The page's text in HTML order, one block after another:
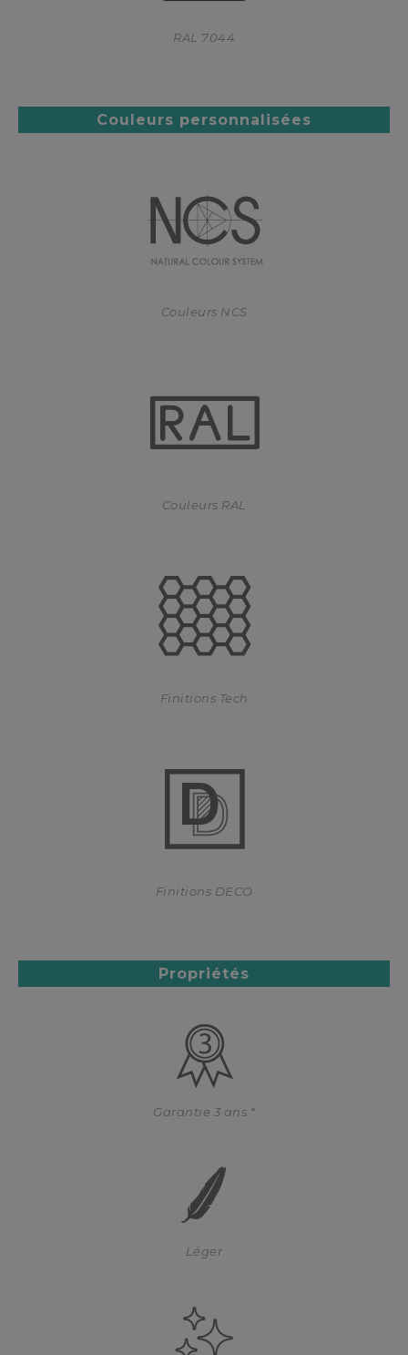
RAL 7044
Couleurs personnalisées
Couleurs NCS
Couleurs RAL
Finitions Tech
Finitions DECO
Propriétés
Garantie 3 ans *
Léger